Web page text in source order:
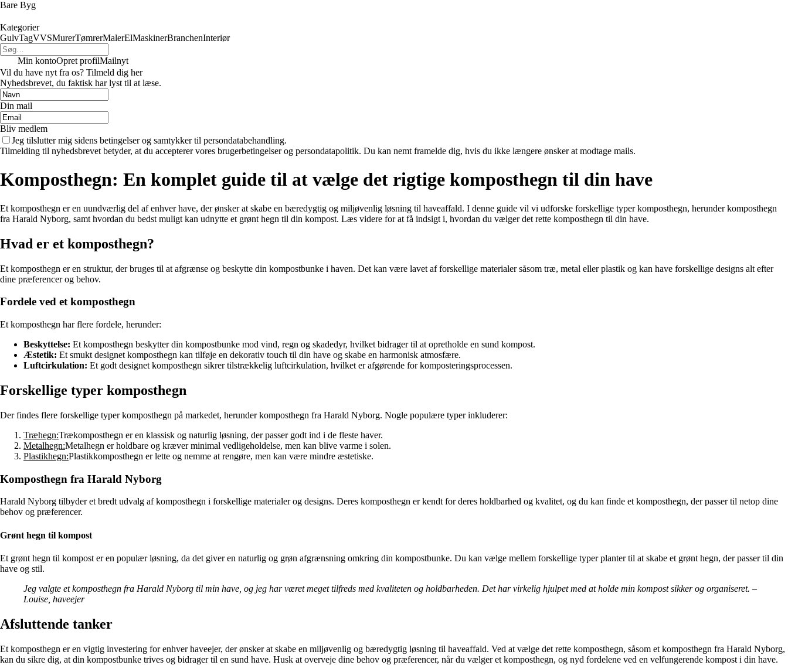
Bare Byg
Kategorier
GulvTagVVSMurerTømrerMalerElMaskinerBranchenInteriør
Min kontoOpret profilMailnyt
Vil du have nyt fra os? Tilmeld dig her
Nyhedsbrevet, du faktisk har lyst til at læse.
Din mail
Bliv medlem
Jeg tilslutter mig sidens betingelser og samtykker til persondatabehandling.
Tilmelding til nyhedsbrevet betyder, at du accepterer vores brugerbetingelser og persondatapolitik. Du kan nemt framelde dig, hvis du ikke længere ønsker at modtage mails.
Komposthegn: En komplet guide til at vælge det rigtige komposthegn til din have
Et komposthegn er en uundværlig del af enhver have, der ønsker at skabe en bæredygtig og miljøvenlig løsning til haveaffald. I denne guide vil vi udforske forskellige typer komposthegn, herunder komposthegn
fra Harald Nyborg, samt hvordan du bedst muligt kan udnytte et grønt hegn til din kompost. Læs videre for at få indsigt i, hvordan du vælger det rette komposthegn til din have.
Hvad er et komposthegn?
Et komposthegn er en struktur, der bruges til at afgrænse og beskytte din kompostbunke i haven. Det kan være lavet af forskellige materialer såsom træ, metal eller plastik og kan have forskellige designs alt efter
dine præferencer og behov.
Fordele ved et komposthegn
Et komposthegn har flere fordele, herunder:
Beskyttelse: Et komposthegn beskytter din kompostbunke mod vind, regn og skadedyr, hvilket bidrager til at opretholde en sund kompost.
Æstetik: Et smukt designet komposthegn kan tilføje en dekorativ touch til din have og skabe en harmonisk atmosfære.
Luftcirkulation: Et godt designet komposthegn sikrer tilstrækkelig luftcirkulation, hvilket er afgørende for komposteringsprocessen.
Forskellige typer komposthegn
Der findes flere forskellige typer komposthegn på markedet, herunder komposthegn fra Harald Nyborg. Nogle populære typer inkluderer:
Træhegn:Trækomposthegn er en klassisk og naturlig løsning, der passer godt ind i de fleste haver.
Metalhegn:Metalhegn er holdbare og kræver minimal vedligeholdelse, men kan blive varme i solen.
Plastikhegn:Plastikkomposthegn er lette og nemme at rengøre, men kan være mindre æstetiske.
Komposthegn fra Harald Nyborg
Harald Nyborg tilbyder et bredt udvalg af komposthegn i forskellige materialer og designs. Deres komposthegn er kendt for deres holdbarhed og kvalitet, og du kan finde et komposthegn, der passer til netop dine
behov og præferencer.
Grønt hegn til kompost
Et grønt hegn til kompost er en populær løsning, da det giver en naturlig og grøn afgrænsning omkring din kompostbunke. Du kan vælge mellem forskellige typer planter til at skabe et grønt hegn, der passer til din
have og stil.
Jeg valgte et komposthegn fra Harald Nyborg til min have, og jeg har været meget tilfreds med kvaliteten og holdbarheden. Det har virkelig hjulpet med at holde min kompost sikker og organiseret. –
Louise, haveejer
Afsluttende tanker
Et komposthegn er en vigtig investering for enhver haveejer, der ønsker at skabe en miljøvenlig og bæredygtig løsning til haveaffald. Ved at vælge det rette komposthegn, såsom et komposthegn fra Harald Nyborg,
kan du sikre dig, at din kompostbunke trives og bidrager til en sund have. Husk at overveje dine behov og præferencer, når du vælger et komposthegn, og nyd fordelene ved en velfungerende kompost i din have.